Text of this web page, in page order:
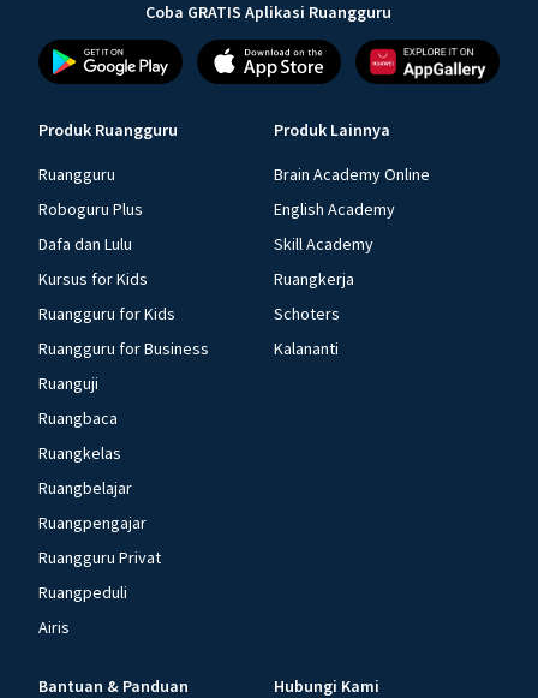
Coba GRATIS Aplikasi Ruangguru
Produk Ruangguru
Ruangguru
Roboguru Plus
Dafa dan Lulu
Kursus for Kids
Ruangguru for Kids
Ruangguru for Business
Ruanguji
Ruangbaca
Ruangkelas
Ruangbelajar
Ruangpengajar
Ruangguru Privat
Ruangpeduli
Airis
Produk Lainnya
Brain Academy Online
English Academy
Skill Academy
Ruangkerja
Schoters
Kalananti
Bantuan & Panduan Hubungi Kami